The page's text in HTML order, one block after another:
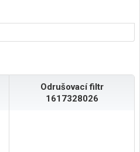
Odrušovací filtr
1617328026